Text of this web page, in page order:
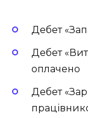
Дебет
Дебет
оплачено
Дебет